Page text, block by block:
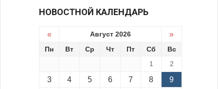
НОВОСТНОЙ КАЛЕНДАРЬ
« Август 2026 »
Пн Вт Ср Чт Пт Сб
Вс
1
2
3 4 5 6 7 8 9